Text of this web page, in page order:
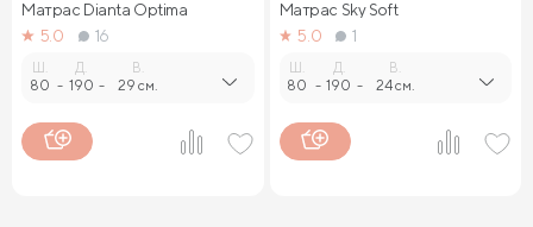
Матрас Dianta Optima
5.0
16
80 -
Д.
190 -
В.
29 см.
Матрас Sky Soft
5.0
1
80 -
Д.
190 -
В.
24 см.